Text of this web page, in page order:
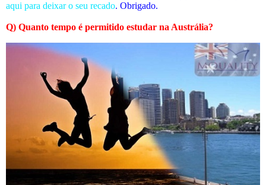
aqui para deixar o seu recado. Obrigado.
Q) Quanto tempo é permitido estudar na Austrália?